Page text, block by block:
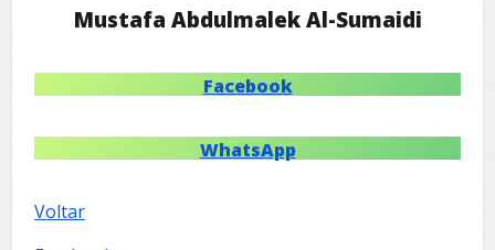
Mustafa Abdulmalek Al-Sumaidi
Facebook
WhatsApp
Voltar